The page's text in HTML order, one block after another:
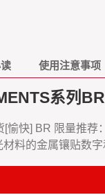
使用注意事项
系列
[愉快] BR 限量推荐
料的金属镶贴数